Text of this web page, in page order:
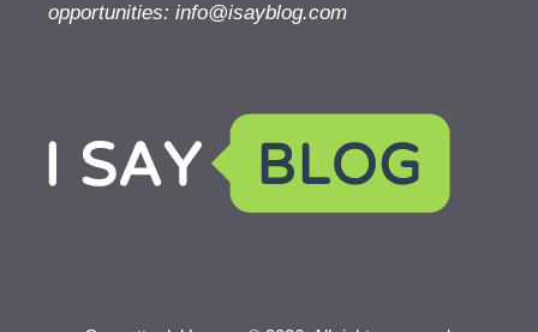
opportunities: info@isayblog.com